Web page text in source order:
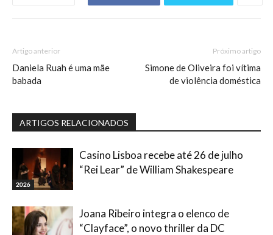
Artigo anterior
Daniela Ruah é uma mãe
babada
Próximo artigo
Simone de Oliveira foi vítima
de violência doméstica
ARTIGOS RELACIONADOS
2026
Casino Lisboa recebe até 26 de julho
“Rei Lear” de William Shakespeare
Joana Ribeiro integra o elenco de
“Clayface”, o novo thriller da DC